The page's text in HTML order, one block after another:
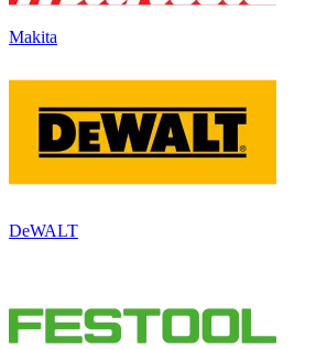
Makita
DeWALT